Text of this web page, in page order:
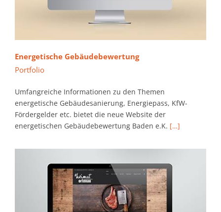
Energetische Gebäudebewertung
Portfolio
Umfangreiche Informationen zu den Themen
energetische Gebäudesanierung, Energiepass, KfW-
Fördergelder etc. bietet die neue Website der
energetischen Gebäudebewertung Baden e.K. […]